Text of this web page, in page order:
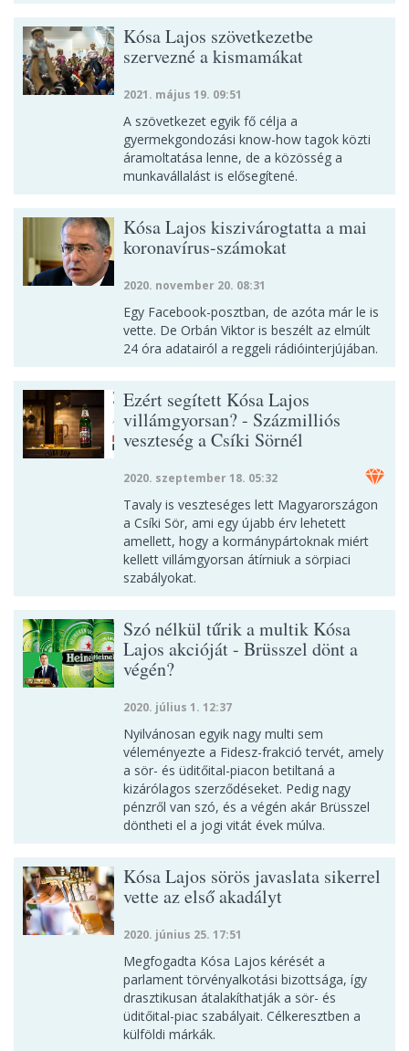
Kósa Lajos szövetkezetbe
szervezné a kismamákat
2021. május 19. 09:51
A szövetkezet egyik fő célja a
gyermekgondozási know-how tagok közti
áramoltatása lenne, de a közösség a
munkavállalást is elősegítené.
Kósa Lajos kiszivárogtatta a mai
koronavírus-számokat
2020. november 20. 08:31
Egy Facebook-posztban, de azóta már le is
vette. De Orbán Viktor is beszélt az elmúlt
24 óra adatairól a reggeli rádióinterjújában.
Ezért segített Kósa Lajos
villámgyorsan? - Százmilliós
veszteség a Csíki Sörnél
2020. szeptember 18. 05:32
Tavaly is veszteséges lett Magyarországon
a Csíki Sör, ami egy újabb érv lehetett
amellett, hogy a kormánypártoknak miért
kellett villámgyorsan átírniuk a sörpiaci
szabályokat.
Szó nélkül tűrik a multik Kósa
Lajos akcióját - Brüsszel dönt a
végén?
2020. július 1. 12:37
Nyilvánosan egyik nagy multi sem
véleményezte a Fidesz-frakció tervét, amely
a sör- és üditőital-piacon betiltaná a
kizárólagos szerződéseket. Pedig nagy
pénzről van szó, és a végén akár Brüsszel
döntheti el a jogi vitát évek múlva.
Kósa Lajos sörös javaslata sikerrel
vette az első akadályt
2020. június 25. 17:51
Megfogadta Kósa Lajos kérését a
parlament törvényalkotási bizottsága, így
drasztikusan átalakíthatják a sör- és
üditőital-piac szabályait. Célkeresztben a
külföldi márkák.